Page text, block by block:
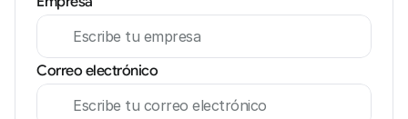
Correo electrónico